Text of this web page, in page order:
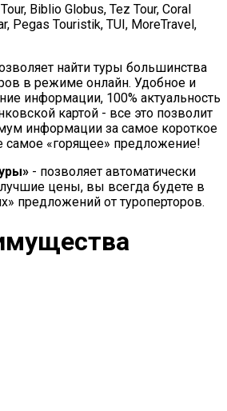
Biblio Globus, Tez Tour, Coral
Pegas Touristik, TUI, MoreTravel,
найти туры большинства
в режиме онлайн. Удобное и
информации, 100% актуальность
картой - все это позволит
информации за самое короткое
самое «горящее» предложение!
- позволяет автоматически
цены, вы всегда будете в
предложений от туроперторов.